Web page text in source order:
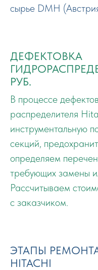
сырье DMH
ДЕФЕКТОВКА
РУБ.
В процессе
распределителя
инструментальную
секций,
определяем
требующих замены
Рассчитываем
с заказчиком.
ЭТАПЫ
HITACHI